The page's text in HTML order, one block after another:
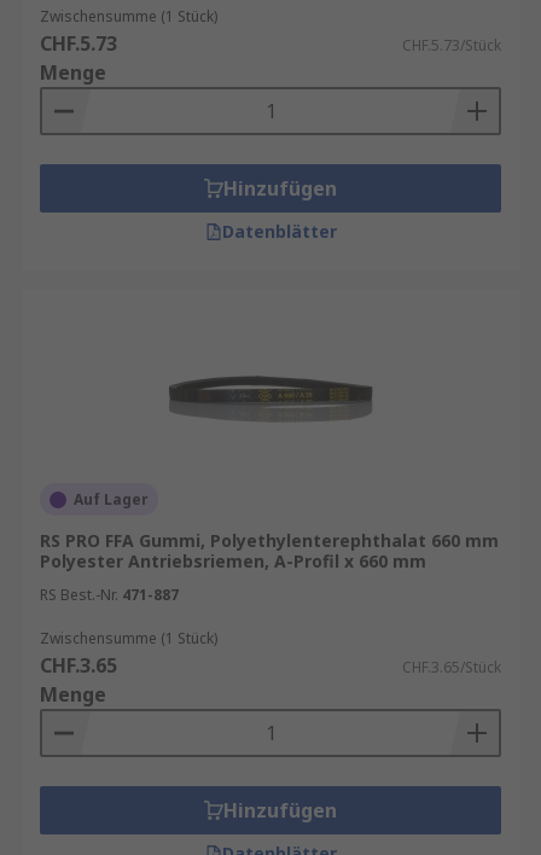
Zwischensumme (1 Stück)
CHF.5.73 CHF.5.73/Stück
Menge
Hinzufügen
Datenblätter
Auf Lager
RS PRO FFA Gummi, Polyethylenterephthalat 660 mm
Polyester Antriebsriemen, A-Profil x 660 mm
RS Best.-Nr. 471-887
Zwischensumme (1 Stück)
CHF.3.65 CHF.3.65/Stück
Menge
Hinzufügen